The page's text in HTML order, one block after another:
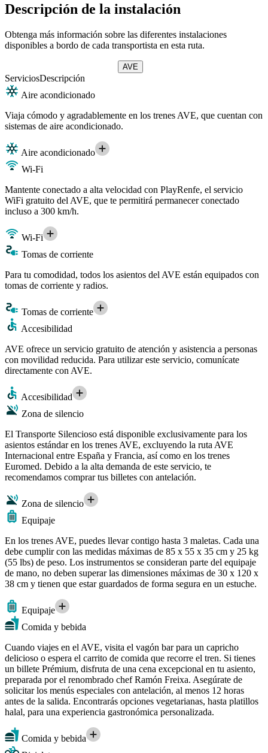
Descripción de la instalación
Obtenga más información sobre las diferentes instalaciones
disponibles a bordo de cada transportista en esta ruta.
AVE
ServiciosDescripción
Aire acondicionado
Viaja cómodo y agradablemente en los trenes AVE, que cuentan con
sistemas de aire acondicionado.
Aire acondicionado
Wi-Fi
Mantente conectado a alta velocidad con PlayRenfe, el servicio
WiFi gratuito del AVE, que te permitirá permanecer conectado
incluso a 300 km/h.
Wi-Fi
Tomas de corriente
Para tu comodidad, todos los asientos del AVE están equipados con
tomas de corriente y radios.
Tomas de corriente
Accesibilidad
AVE ofrece un servicio gratuito de atención y asistencia a personas
con movilidad reducida. Para utilizar este servicio, comunícate
directamente con AVE.
Accesibilidad
Zona de silencio
El Transporte Silencioso está disponible exclusivamente para los
asientos estándar en los trenes AVE, excluyendo la ruta AVE
Internacional entre España y Francia, así como en los trenes
Euromed. Debido a la alta demanda de este servicio, te
recomendamos comprar tus billetes con antelación.
Zona de silencio
Equipaje
En los trenes AVE, puedes llevar contigo hasta 3 maletas. Cada una
debe cumplir con las medidas máximas de 85 x 55 x 35 cm y 25 kg
(55 lbs) de peso. Los instrumentos se consideran parte del equipaje
de mano, no deben superar las dimensiones máximas de 30 x 120 x
38 cm y tienen que estar guardados de forma segura en un estuche.
Equipaje
Comida y bebida
Cuando viajes en el AVE, visita el vagón bar para un capricho
delicioso o espera el carrito de comida que recorre el tren. Si tienes
un billete Prémium, disfruta de una cena excepcional en tu asiento,
preparada por el renombrado chef Ramón Freixa. Asegúrate de
solicitar los menús especiales con antelación, al menos 12 horas
antes de la salida. Encontrarás opciones vegetarianas, hasta platillos
halal, para una experiencia gastronómica personalizada.
Comida y bebida